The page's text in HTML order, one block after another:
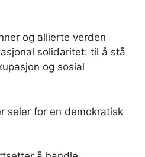
og allierte verden
solidaritet: til å stå
og sosial
seier for en demokratisk